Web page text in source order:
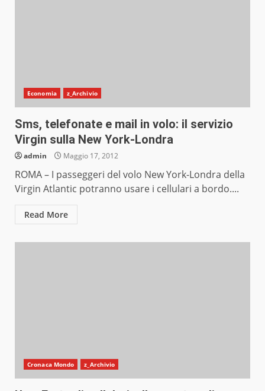
Economia z_Archivio
Sms, telefonate e mail in volo: il servizio
Virgin sulla New York-Londra
admin Maggio 17, 2012
ROMA – I passeggeri del volo New York-Londra della
Virgin Atlantic potranno usare i cellulari a bordo....
Read More
Cronaca Mondo z_Archivio